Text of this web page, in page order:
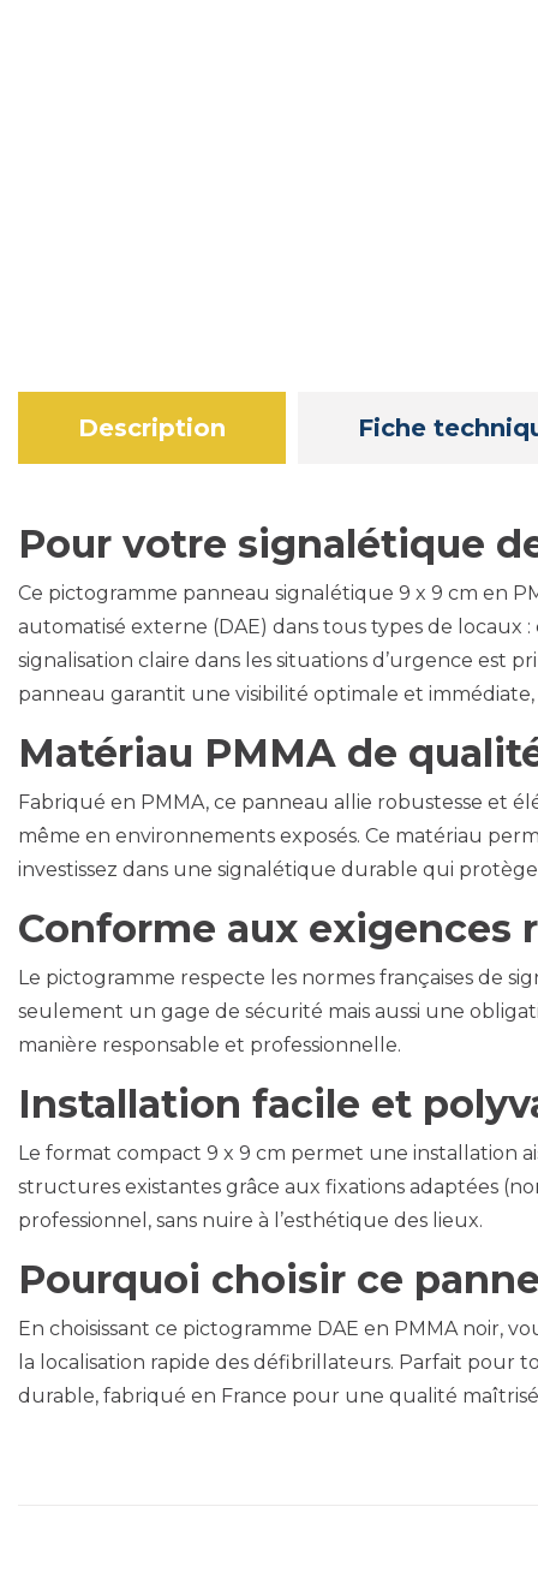
Description Fiche
Pour votre signalétique
Ce pictogramme panneau signalétique 9 x 9 cm en
automatisé externe (DAE) dans tous types de locaux
signalisation claire dans les situations d’urgence est
panneau garantit une visibilité optimale et
Matériau PMMA de
Fabriqué en PMMA, ce panneau allie robustesse et
même en environnements exposés. Ce matériau
investissez dans une signalétique durable qui
Conforme aux exigences
Le pictogramme respecte les normes françaises de
seulement un gage de sécurité mais aussi une
manière responsable et professionnelle.
Installation facile et
Le format compact 9 x 9 cm permet une installation
structures existantes grâce aux fixations adaptées
professionnel, sans nuire à l’esthétique des lieux.
Pourquoi choisir ce
En choisissant ce pictogramme DAE en PMMA noir,
la localisation rapide des défibrillateurs. Parfait pour
durable, fabriqué en France pour une qualité